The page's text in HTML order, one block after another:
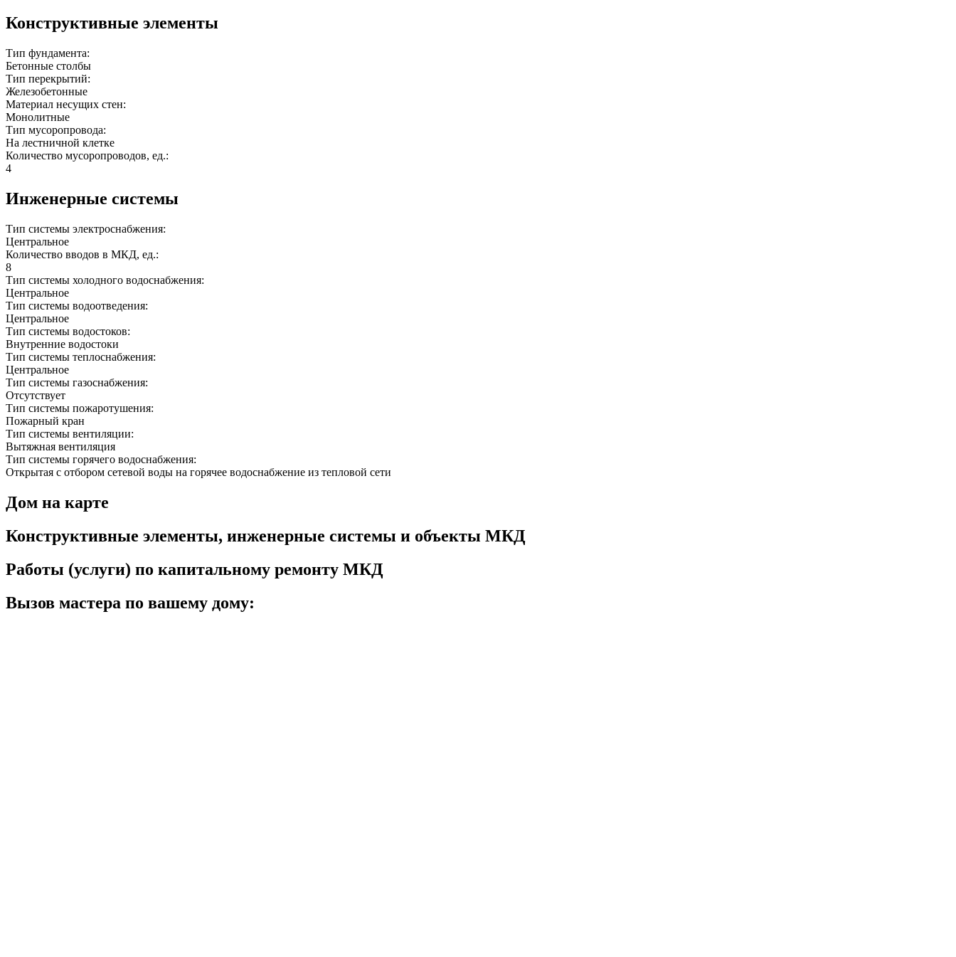
Конструктивные элементы
Тип фундамента:
Бетонные столбы
Тип перекрытий:
Железобетонные
Материал несущих стен:
Монолитные
Тип мусоропровода:
На лестничной клетке
Количество мусоропроводов, ед.:
4
Инженерные системы
Тип системы электроснабжения:
Центральное
Количество вводов в МКД, ед.:
8
Тип системы холодного водоснабжения:
Центральное
Тип системы водоотведения:
Центральное
Тип системы водостоков:
Внутренние водостоки
Тип системы теплоснабжения:
Центральное
Тип системы газоснабжения:
Отсутствует
Тип системы пожаротушения:
Пожарный кран
Тип системы вентиляции:
Вытяжная вентиляция
Тип системы горячего водоснабжения:
Открытая с отбором сетевой воды на горячее водоснабжение из тепловой сети
Дом на карте
Конструктивные элементы, инженерные системы и объекты МКД
Работы (услуги) по капитальному ремонту МКД
Вызов мастера по вашему дому: